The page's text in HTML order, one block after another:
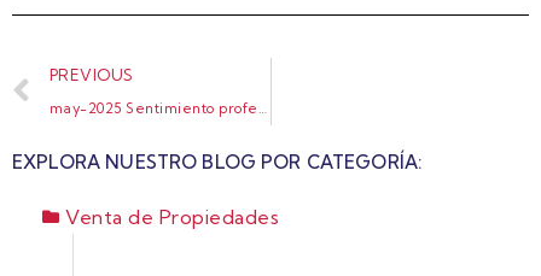
PREVIOUS
EXPLORA NUESTRO BLOG POR CATEGORÍA:
Venta de Propiedades